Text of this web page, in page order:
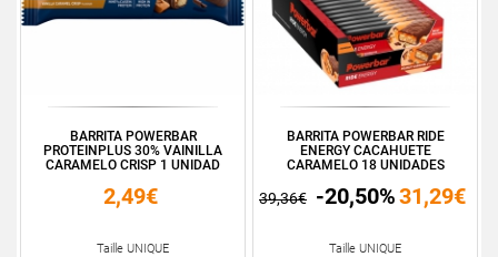
BARRITA POWERBAR
PROTEINPLUS 30% VAINILLA
CARAMELO CRISP 1 UNIDAD
2,49€
Taille UNIQUE
BARRITA POWERBAR RIDE
ENERGY CACAHUETE
CARAMELO 18 UNIDADES
39,36€ -20,50%31,29€
Taille UNIQUE